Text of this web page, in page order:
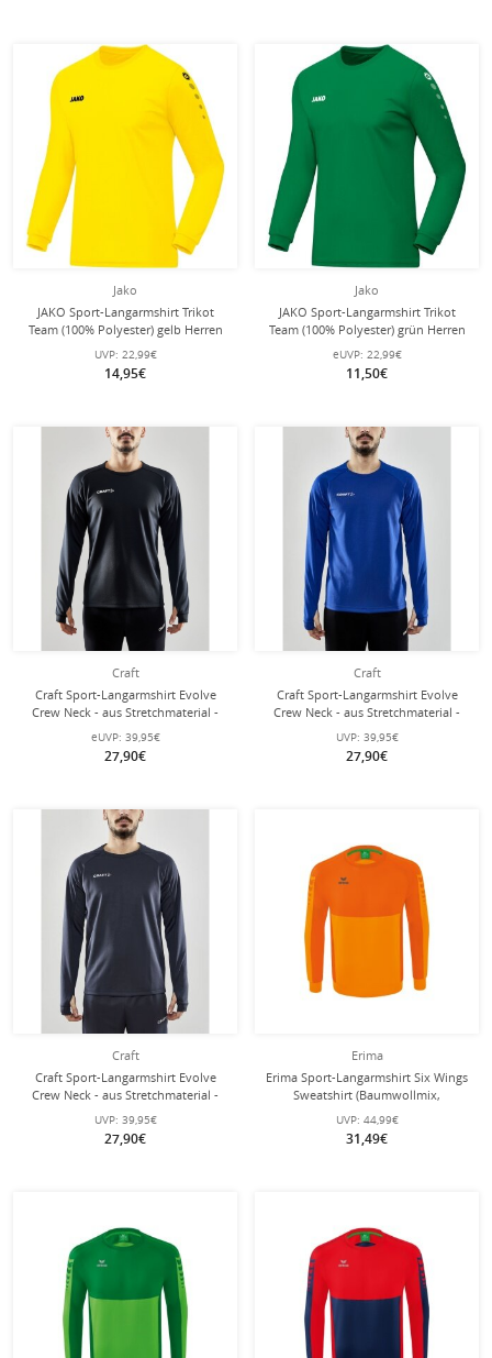
Jako
JAKO Sport-Langarmshirt Trikot
Team (100% Polyester) gelb Herren
UVP: 22,99€
14,95€
Jako
JAKO Sport-Langarmshirt Trikot
Team (100% Polyester) grün Herren
eUVP: 22,99€
11,50€
Craft
Craft Sport-Langarmshirt Evolve
Crew Neck - aus Stretchmaterial -
schwarz Herren
eUVP: 39,95€
27,90€
Craft
Craft Sport-Langarmshirt Evolve
Crew Neck - aus Stretchmaterial -
kobaltblau Herren
UVP: 39,95€
27,90€
Craft
Craft Sport-Langarmshirt Evolve
Crew Neck - aus Stretchmaterial -
dunkelgrau Herren
UVP: 39,95€
27,90€
Erima
Erima Sport-Langarmshirt Six Wings
Sweatshirt (Baumwollmix,
funktionell) orange Herren
UVP: 44,99€
31,49€